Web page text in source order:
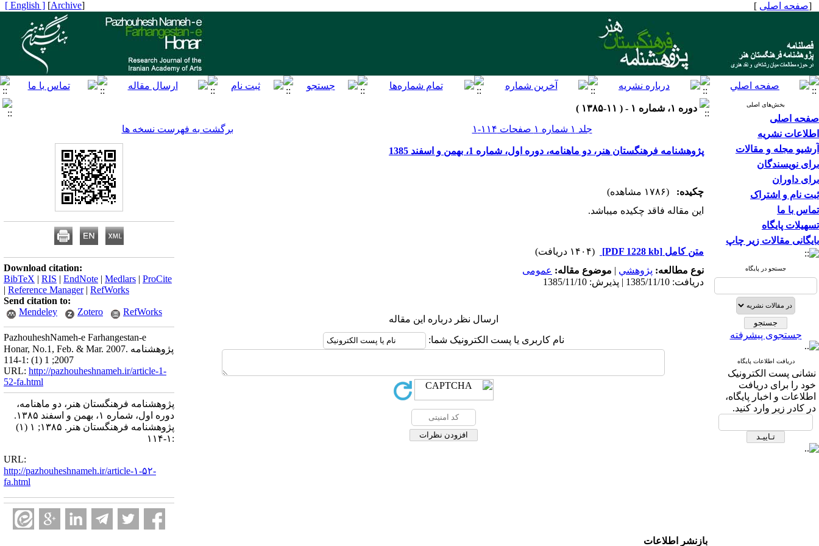
[صفحه اصلی ]
[
Archive
]
[ English ]
بخش‌های اصلی
صفحه اصلی
اطلاعات نشریه
آرشیو مجله و مقالات
برای نویسندگان
برای داوران
ثبت نام و اشتراک
تماس با ما
تسهیلات پایگاه
بایگانی مقالات زیر چاپ
جستجو در پایگاه
جستجوی پیشرفته
دریافت اطلاعات پایگاه
نشانی پست الکترونیک
خود را برای دریافت
اطلاعات و اخبار پایگاه،
در کادر زیر وارد کنید.
دوره ۱، شماره ۱ - ( ۱۱-۱۳۸۵ )
جلد ۱ شماره ۱ صفحات ۱۱۴-۱
برگشت به فهرست نسخه ها
پژوهشنامه فرهنگستان هنر، دو ماهنامه، دوره اول، شماره 1، بهمن و اسفند 1385
چکیده:
(۱۷۸۶ مشاهده)
این مقاله فاقد چکیده می​باشد.
متن کامل [PDF 1228 kb]
(۱۴۰۴ دریافت)
نوع مطالعه: پژوهشي | موضوع مقاله: عمومى
دریافت: 1385/11/10 | پذیرش: 1385/11/10
ارسال نظر درباره این مقاله
نام کاربری یا پست الکترونیک شما:
Download citation:
BibTeX | RIS | EndNote | Medlars | ProCite
| Reference Manager| RefWorks
Send citation to:
Mendeley
Zotero RefWorks
PazhouheshNameh-e Farhangestan-e
Honar, No.1, Feb. & Mar. 2007. پژوهشنامه
2007; 1 (1) :1-114
URL: http://pazhouheshnameh.ir/article-1-
52-fa.html
پژوهشنامه فرهنگستان هنر، دو ماهنامه،
دوره اول، شماره ۱، بهمن و اسفند ۱۳۸۵.
پژوهشنامه فرهنگستان هنر. ۱۳۸۵; ۱ (۱)
:۱-۱۱۴
URL:
http://pazhouheshnameh.ir/article-۱-۵۲-
fa.html
بازنشر اطلاعات